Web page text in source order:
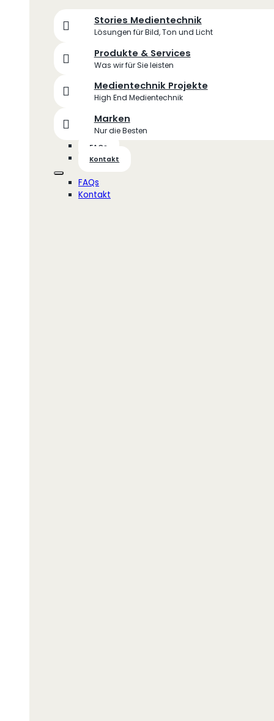
Stories Medientechnik
Lösungen für Bild, Ton und Licht
Produkte & Services
Was wir für Sie leisten
Medientechnik Projekte
High End Medientechnik
Marken
Nur die Besten
FAQs
Kontakt
FAQs
Kontakt